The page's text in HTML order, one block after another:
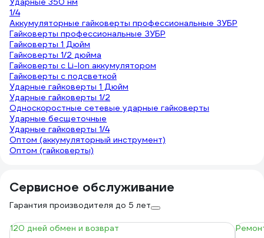
1/4
Аккумуляторные гайковерты профессиональные ЗУБР
Гайковерты профессиональные ЗУБР
Гайковерты 1 Дюйм
Гайковерты 1/2 дюйма
Гайковерты с Li-Ion аккумулятором
Гайковерты с подсветкой
Ударные гайковерты 1 Дюйм
Ударные гайковерты 1/2
Односкоростные сетевые ударные гайковерты
Ударные бесщеточные
Ударные гайковерты 1/4
Оптом (аккумуляторный инструмент)
Оптом (гайковерты)
Сервисное обслуживание
Гарантия производителя до 5 лет
120 дней обмен и возврат